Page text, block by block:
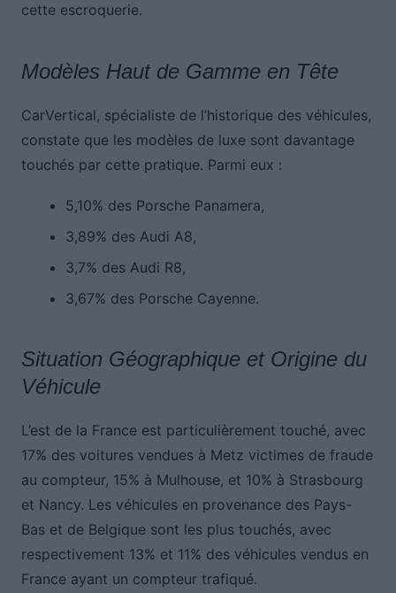
cette escroquerie.
Modèles Haut de Gamme en Tête
CarVertical, spécialiste de l’historique des véhicules,
constate que les modèles de luxe sont davantage
touchés par cette pratique. Parmi eux :
5,10% des Porsche Panamera,
3,89% des Audi A8,
3,7% des Audi R8,
3,67% des Porsche Cayenne.
Situation Géographique et Origine du
Véhicule
L’est de la France est particulièrement touché, avec
17% des voitures vendues à Metz victimes de fraude
au compteur, 15% à Mulhouse, et 10% à Strasbourg
et Nancy. Les véhicules en provenance des Pays-
Bas et de Belgique sont les plus touchés, avec
respectivement 13% et 11% des véhicules vendus en
France ayant un compteur trafiqué.